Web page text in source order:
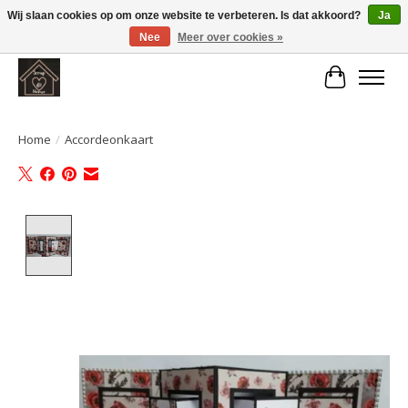
Large selection of products and fast shipping!
Home / Accordeonkaart
Wij slaan cookies op om onze website te verbeteren. Is dat akkoord?
Ja
Nee
Meer over cookies »